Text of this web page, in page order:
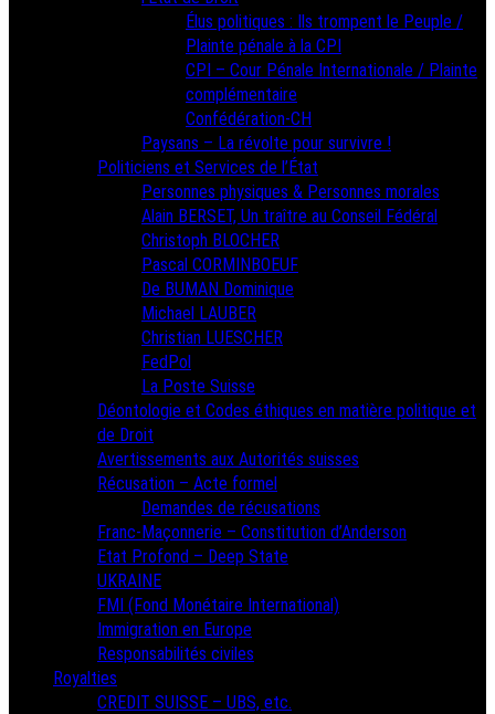
Élus politiques : Ils trompent le Peuple /
Plainte pénale à la CPI
CPI – Cour Pénale Internationale / Plainte
complémentaire
Confédération-CH
Paysans – La révolte pour survivre !
Politiciens et Services de l’État
Personnes physiques & Personnes morales
Alain BERSET, Un traître au Conseil Fédéral
Christoph BLOCHER
Pascal CORMINBOEUF
De BUMAN Dominique
Michael LAUBER
Christian LUESCHER
FedPol
La Poste Suisse
Déontologie et Codes éthiques en matière politique et
de Droit
Avertissements aux Autorités suisses
Récusation – Acte formel
Demandes de récusations
Franc-Maçonnerie – Constitution d’Anderson
Etat Profond – Deep State
UKRAINE
FMI (Fond Monétaire International)
Immigration en Europe
Responsabilités civiles
Royalties
CREDIT SUISSE – UBS, etc.